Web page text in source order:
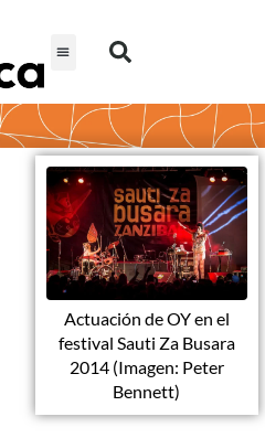
Actuación de OY en el
festival Sauti Za Busara
2014 (Imagen: Peter
Bennett)